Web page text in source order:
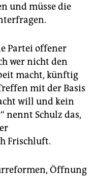
und müsse die
Partei offener
wer nicht den
macht, künftig
mit der Basis
will und kein
nennt Schulz das,
Frischluft.
Öffnung